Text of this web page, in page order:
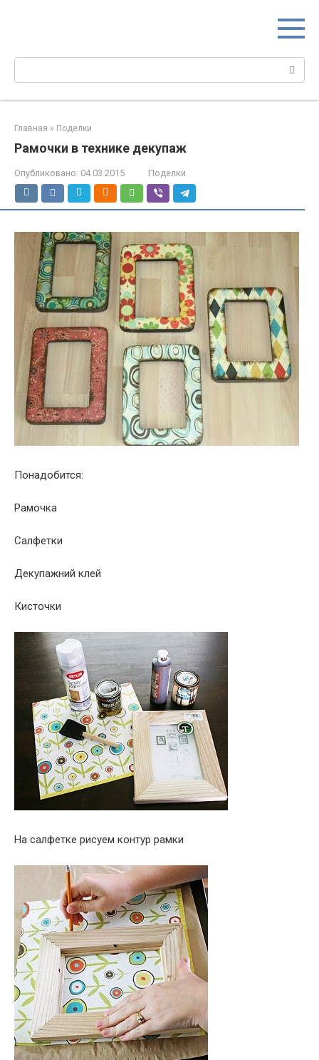
Поиск:
Главная » Поделки
Рамочки в технике декупаж
Опубликовано: 04.03.2015 Поделки
Понадобится:
Рамочка
Салфетки
Декупажний клей
Кисточки
На салфетке рисуем контур рамки